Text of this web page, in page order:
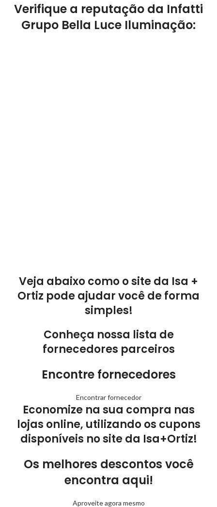
Verifique a reputação da Infatti
Grupo Bella Luce Iluminação:
Veja abaixo como o site da Isa +
Ortiz pode ajudar você de forma
simples!
Conheça nossa lista de
fornecedores parceiros
Encontre fornecedores
Encontrar fornecedor
Economize na sua compra nas
lojas online, utilizando os cupons
disponíveis no site da Isa+Ortiz!
Os melhores descontos você
encontra aqui!
Aproveite agora mesmo